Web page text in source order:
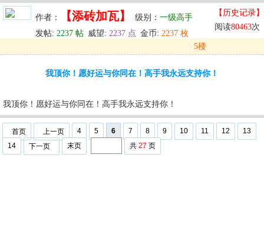
作者： 【添砖加瓦】 级别： 一级高手
发帖: 2237 帖 威望: 2237 点 金币: 2237 枚
【历史记录】
阅读80463次
5楼
编辑 u
我顶你！愿好运与你同在！高手我永远支持你！
我顶你！愿好运与你同在！高手我永远支持你！
首页 上一页 4 5 6 7 8 9 10 11 12
13
14
下一页 末页 共 27 页